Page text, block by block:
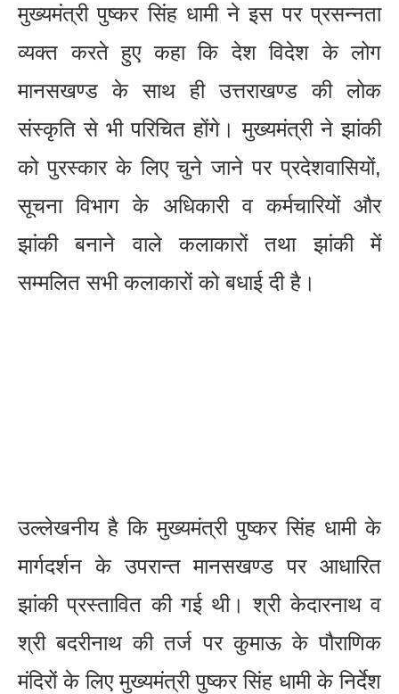
मुख्यमंत्री पुष्कर सिंह धामी ने इस पर प्रसन्नता
व्यक्त करते हुए कहा कि देश विदेश के लोग
मानसखण्ड के साथ ही उत्तराखण्ड की लोक
संस्कृति से भी परिचित होंगे। मुख्यमंत्री ने झांकी
को पुरस्कार के लिए चुने जाने पर प्रदेशवासियों,
सूचना विभाग के अधिकारी व कर्मचारियों और
झांकी बनाने वाले कलाकारों तथा झांकी में
सम्मलित सभी कलाकारों को बधाई दी है।
उल्लेखनीय है कि मुख्यमंत्री पुष्कर सिंह धामी के
मार्गदर्शन के उपरान्त मानसखण्ड पर आधारित
झांकी प्रस्तावित की गई थी। श्री केदारनाथ व
श्री बदरीनाथ की तर्ज पर कुमाऊ के पौराणिक
मंदिरों के लिए मुख्यमंत्री पुष्कर सिंह धामी के निर्देश